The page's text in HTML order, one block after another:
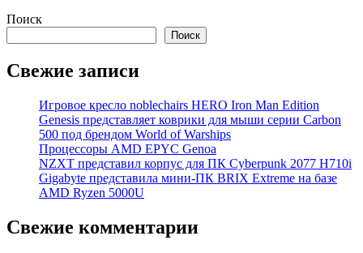
Поиск
Поиск
Свежие записи
Игровое кресло noblechairs HERO Iron Man Edition
Genesis представляет коврики для мыши серии Carbon
500 под брендом World of Warships
Процессоры AMD EPYC Genoa
NZXT представил корпус для ПК Cyberpunk 2077 H710i
Gigabyte представила мини-ПК BRIX Extreme на базе
AMD Ryzen 5000U
Свежие комментарии